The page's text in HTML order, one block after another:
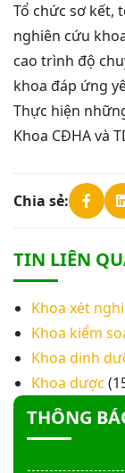
Tổ chức sơ kết,
nghiên cứu
cao trình độ
khoa đáp ứng
Thực hiện
Khoa CĐHA và
Chia sẻ:
TIN LIÊN
Khoa xét
Khoa kiểm
Khoa dinh
Khoa dược
THÔNG
Thư mời
khoa/
Thư mời
báo giá thi
ăn từ thiện
Thư mời
Thư mời
phẵng
Thư mời
y bạ năm
Thư mời
hiểm cháy,